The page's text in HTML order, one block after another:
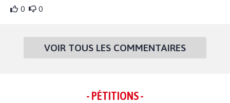
0 0
VOIR TOUS LES COMMENTAIRES
- PÉTITIONS -